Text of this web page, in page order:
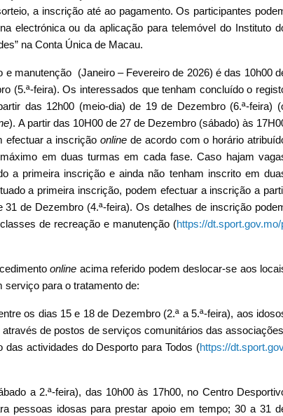
a inscrição até ao pagamento. Os participantes
electrónica ou da aplicação para telemóvel do Instituto
na Conta Única de Macau.
manutenção (Janeiro – Fevereiro de 2026) é das 10h00
(5.ª-feira). Os interessados que tenham concluído o
das 12h00 (meio-dia) de 19 de Dezembro (6.ª-feira)
). A partir das 10H00 de 27 de Dezembro (sábado) às
efectuar a inscriçãoonline de acordo com o horário
em duas turmas em cada fase. Caso hajam
a primeira inscrição e ainda não tenham inscrito em
a primeira inscrição, podem efectuar a inscrição a
de Dezembro (4.ª-feira). Os detalhes de inscrição
de recreação e manutenção (https://dt.sport.gov.mo/
online acima referido podem deslocar-se aos
serviço para o tratamento de:
os dias 15 e 18 de Dezembro (2.ª a 5.ª-feira), aos
de postos de serviços comunitários das
actividades do Desporto para Todos (https://
a 2.ª-feira), das 10h00 às 17h00, no Centro
pessoas idosas para prestar apoio em tempo; 30 a 31